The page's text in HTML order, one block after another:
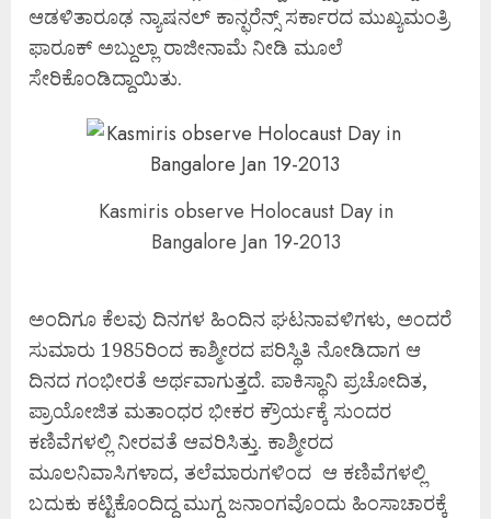
ಆಡಳಿತಾರೂಢ ನ್ಯಾಷನಲ್ ಕಾನ್ಫರೆನ್ಸ್ ಸರ್ಕಾರದ ಮುಖ್ಯಮಂತ್ರಿ
ಫಾರೂಕ್ ಅಬ್ದುಲ್ಲಾ ರಾಜೀನಾಮೆ ನೀಡಿ ಮೂಲೆ
ಸೇರಿಕೊಂಡಿದ್ದಾಯಿತು.
Kasmiris observe Holocaust Day in
Bangalore Jan 19-2013
ಅಂದಿಗೂ ಕೆಲವು ದಿನಗಳ ಹಿಂದಿನ ಘಟನಾವಳಿಗಳು, ಅಂದರೆ
ಸುಮಾರು 1985ರಿಂದ ಕಾಶ್ಮೀರದ ಪರಿಸ್ಥಿತಿ ನೋಡಿದಾಗ ಆ
ದಿನದ ಗಂಭೀರತೆ ಅರ್ಥವಾಗುತ್ತದೆ. ಪಾಕಿಸ್ಥಾನಿ ಪ್ರಚೋದಿತ,
ಪ್ರಾಯೋಜಿತ ಮತಾಂಧರ ಭೀಕರ ಕ್ರೌರ್ಯಕ್ಕೆ ಸುಂದರ
ಕಣಿವೆಗಳಲ್ಲಿ ನೀರವತೆ ಆವರಿಸಿತ್ತು. ಕಾಶ್ಮೀರದ
ಮೂಲನಿವಾಸಿಗಳಾದ, ತಲೆಮಾರುಗಳಿಂದ ಆ ಕಣಿವೆಗಳಲ್ಲಿ
ಬದುಕು ಕಟ್ಟಿಕೊಂದಿದ್ದ ಮುಗ್ದ ಜನಾಂಗವೊಂದು ಹಿಂಸಾಚಾರಕ್ಕೆ